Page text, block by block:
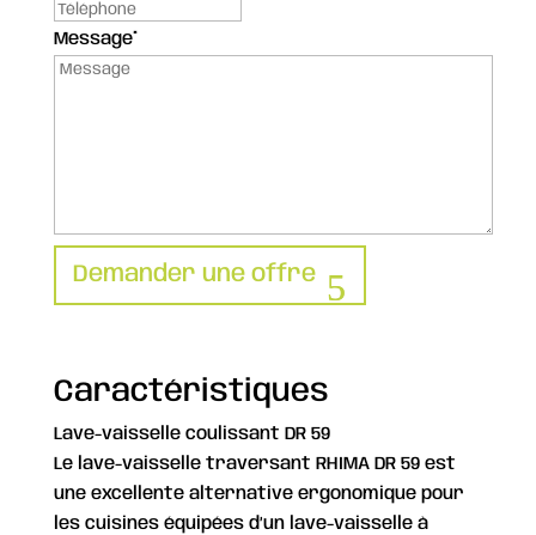
Message*
Demander une offre
Caractéristiques
Lave-vaisselle coulissant DR 59
Le lave-vaisselle traversant RHIMA DR 59 est
une excellente alternative ergonomique pour
les cuisines équipées d’un lave-vaisselle à